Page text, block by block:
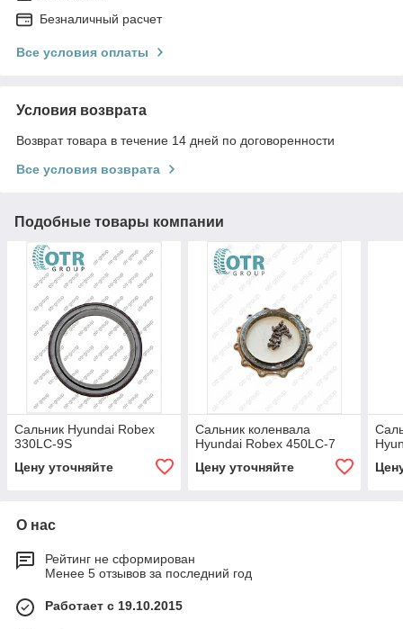
Безналичный расчет
Все условия оплаты
Условия возврата
Возврат товара в течение 14 дней по договоренности
Все условия возврата
Подобные товары компании
Сальник Hyundai Robex
330LC-9S
Цену уточняйте
Сальник коленвала
Hyundai Robex 450LC-7
Цену уточняйте
О нас
Рейтинг не сформирован
Менее 5 отзывов за последний год
Работает с 19.10.2015